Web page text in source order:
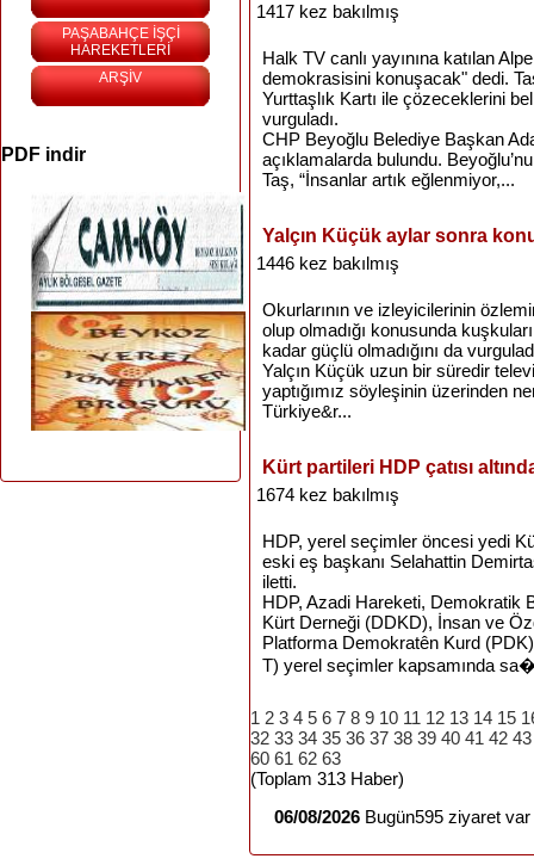
PAŞABAHÇE İŞÇİ
HAREKETLERİ
ARŞİV
PDF indir
1417 kez bakılmış
Halk TV canlı yayınına katılan
demokrasisini konuşacak" dedi.
Yurttaşlık Kartı ile çözeceklerini
vurguladı.
CHP Beyoğlu Belediye Başkan
açıklamalarda bulundu.
Taş, “İnsanlar artık eğlenmiyor,...
Yalçın Küçük aylar sonra
1446 kez bakılmış
Okurlarının ve izleyicilerinin
olup olmadığı konusunda
kadar güçlü olmadığını da
Yalçın Küçük uzun bir süredir
yaptığımız söyleşinin üzerinden
Türkiye&r...
Kürt partileri HDP çatısı
1674 kez bakılmış
HDP, yerel seçimler öncesi yedi
eski eş başkanı Selahattin
iletti.
HDP, Azadi Hareketi, Demokratik
Kürt Derneği (DDKD), İnsan ve
Platforma Demokratên Kurd
T) yerel seçimler kapsamında
1 2 3 4 5 6 7 8 9 10 11 12 13 14 15
32 33 34 35 36 37 38 39 40 41 42 43
60 61 62 63
(Toplam 313 Haber)
06/08/2026 Bugün595 ziyaret